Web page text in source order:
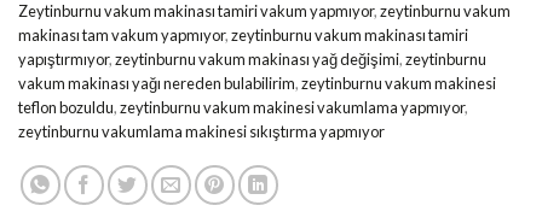
Zeytinburnu vakum makinası tamiri vakum yapmıyor,zeytinburnu vakum
makinası tam vakum yapmıyor,zeytinburnu vakum makinası tamiri
yapıştırmıyor,zeytinburnu vakum makinası yağ değişimi,zeytinburnu
vakum makinası yağı nereden bulabilirim,zeytinburnu vakum makinesi
teflon bozuldu,zeytinburnu vakum makinesi vakumlama yapmıyor,
zeytinburnu vakumlama makinesi sıkıştırma yapmıyor